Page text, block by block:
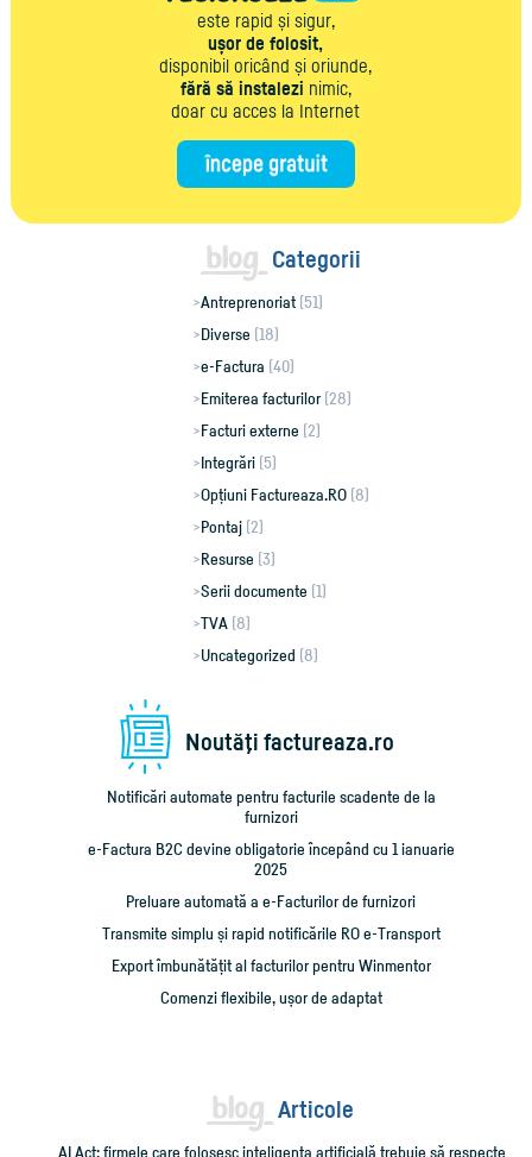
este rapid și sigur,
ușor de folosit,
disponibil oricând și oriunde,
fără să instalezi nimic,
doar cu acces la Internet
Categorii
Antreprenoriat (51)
Diverse (18)
e-Factura (40)
Emiterea facturilor(28)
Facturi externe (2)
Integrări (5)
Opțiuni Factureaza.RO (8)
Pontaj (2)
Resurse (3)
Serii documente (1)
TVA (8)
Uncategorized (8)
Noutăţi factureaza.ro
Notificări automate pentru facturile scadente de la
furnizori
e-Factura B2C devine obligatorie începând cu 1 ianuarie
2025
Preluare automată a e-Facturilor de furnizori
Transmite simplu și rapid notificările RO e-Transport
Export îmbunătățit al facturilor pentru Winmentor
Comenzi flexibile, ușor de adaptat
Articole
AI Act: firmele care folosesc inteligența artificială trebuie să respecte